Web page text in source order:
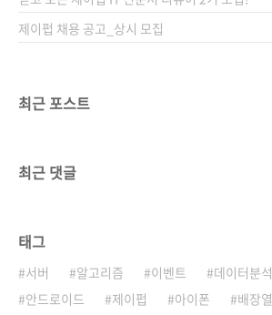
제이펍 채용 공고_상시 모집
최근 포스트
최근 댓글
태그
서버 알고리즘 이벤트 데이터분석
안드로이드
제이펍 아이폰 배장열